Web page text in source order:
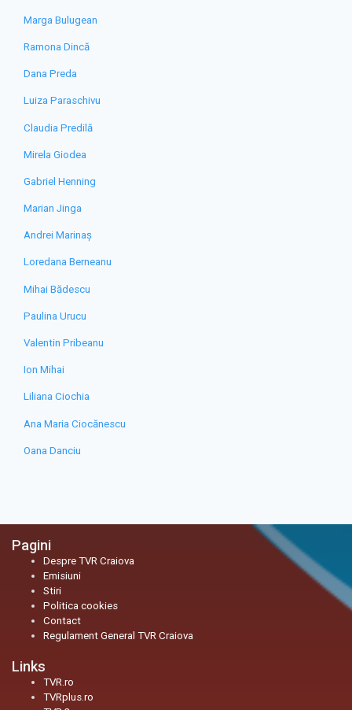
Marga Bulugean
Ramona Dincă
Dana Preda
Luiza Paraschivu
Claudia Predilă
Mirela Giodea
Gabriel Henning
Marian Jinga
Andrei Marinaș
Loredana Berneanu
Mihai Bădescu
Paulina Urucu
Valentin Pribeanu
Ion Mihai
Liliana Ciochia
Ana Maria Ciocănescu
Oana Danciu
Pagini
Despre TVR Craiova
Emisiuni
Stiri
Politica cookies
Contact
Regulament General TVR Craiova
Links
TVR.ro
TVRplus.ro